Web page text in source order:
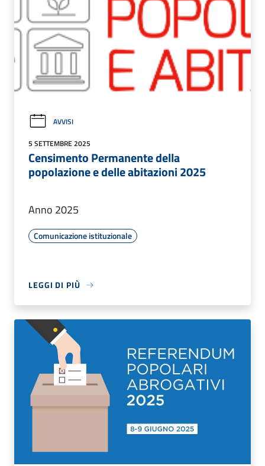
AVVISI
5 SETTEMBRE 2025
Censimento Permanente della
popolazione e delle abitazioni 2025
Anno 2025
Comunicazione istituzionale
LEGGI DI PIÙ